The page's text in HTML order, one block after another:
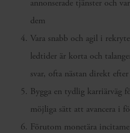
annonserade tjänster och
dem
Vara snabb och agil i
ledtider är korta och
svar, ofta nästan direkt
Bygga en tydlig karriärväg
möjliga sätt att avancera i
Förutom monetära